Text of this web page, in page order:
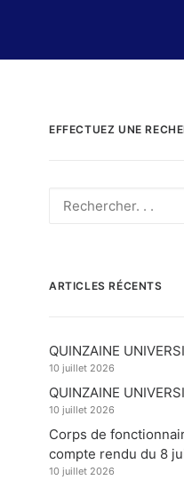
EFFECTUEZ UNE
ARTICLES RÉCENTS
QUINZAINE
10 juillet 2026
QUINZAINE
10 juillet 2026
Corps de
compte rendu du 8
10 juillet 2026